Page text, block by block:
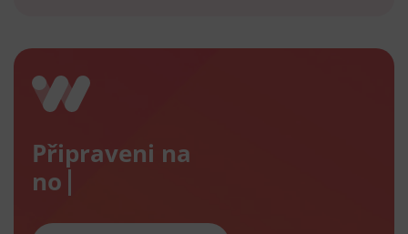
Připraveni na
nový e-